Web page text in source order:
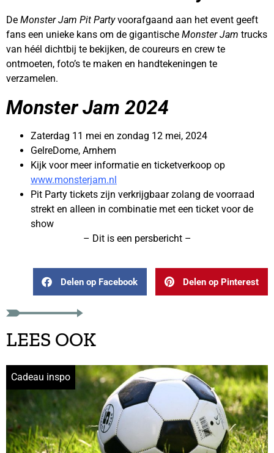
De Monster Jam Pit Partyvoorafgaand aan het event geeft
fans een unieke kans om de gigantische Monster Jam trucks
van héél dichtbij te bekijken, de coureurs en crew te
ontmoeten, foto’s te maken en handtekeningen te
verzamelen.
Monster Jam 2024
Zaterdag 11 mei en zondag 12 mei, 2024
GelreDome, Arnhem
Kijk voor meer informatie en ticketverkoop op
www.monsterjam.nl
Pit Party tickets zijn verkrijgbaar zolang de voorraad
strekt en alleen in combinatie met een ticket voor de
show
– Dit is een persbericht –
Delen op Facebook Delen op Pinterest
LEES OOK
Cadeau inspo